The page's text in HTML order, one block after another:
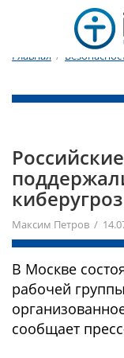
Главная /
киберугроз
Максим Петров /
В Москве
рабочей
сообщает